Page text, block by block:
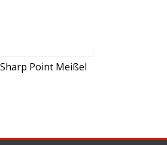
Makita Selbstschärfender Bull-